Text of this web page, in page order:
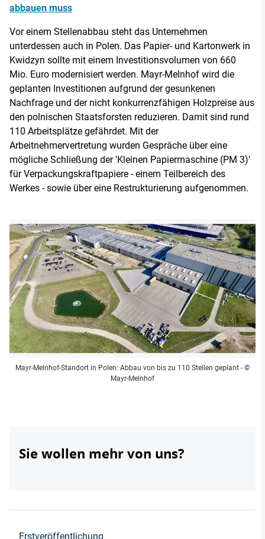
abbauen muss
Vor einem Stellenabbau steht das Unternehmen
unterdessen auch in Polen. Das Papier- und Kartonwerk in
Kwidzyn sollte mit einem Investitionsvolumen von 660
Mio. Euro modernisiert werden. Mayr-Melnhof wird die
geplanten Investitionen aufgrund der gesunkenen
Nachfrage und der nicht konkurrenzfähigen Holzpreise aus
den polnischen Staatsforsten reduzieren. Damit sind rund
110 Arbeitsplätze gefährdet. Mit der
Arbeitnehmervertretung wurden Gespräche über eine
mögliche Schließung der 'Kleinen Papiermaschine (PM 3)'
für Verpackungskraftpapiere - einem Teilbereich des
Werkes - sowie über eine Restrukturierung aufgenommen.
Mayr-Melnhof-Standort in Polen: Abbau von bis zu 110 Stellen geplant - ©
Mayr-Melnhof
Sie wollen mehr von uns?
Erstveröffentlichung